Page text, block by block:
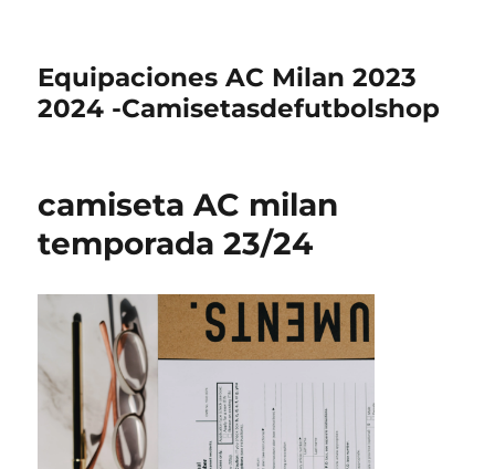
Equipaciones AC Milan 2023
2024 -Camisetasdefutbolshop
camiseta AC milan
temporada 23/24